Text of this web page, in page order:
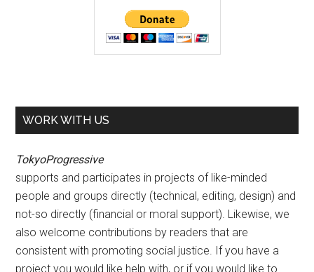
WORK WITH US
TokyoProgressive
supports and participates in projects of like-minded
people and groups directly (technical, editing, design) and
not-so directly (financial or moral support). Likewise, we
also welcome contributions by readers that are
consistent with promoting social justice. If you have a
project you would like help with, or if you would like to